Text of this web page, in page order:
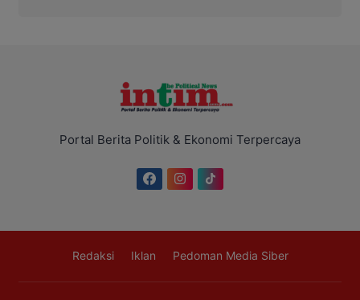
Portal Berita Politik & Ekonomi Terpercaya
Redaksi Iklan Pedoman Media Siber